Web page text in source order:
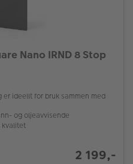
Nano IRND 8 Stop
er ideellt for bruk sammen med
og oljeavvisende
kvalitet
2 199,-